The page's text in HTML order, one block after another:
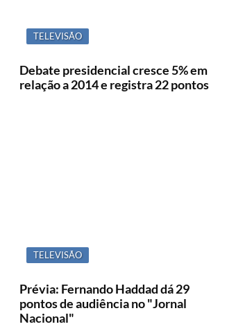
TELEVISÃO
Debate presidencial cresce 5% em
relação a 2014 e registra 22 pontos
TELEVISÃO
Prévia: Fernando Haddad dá 29
pontos de audiência no "Jornal
Nacional"